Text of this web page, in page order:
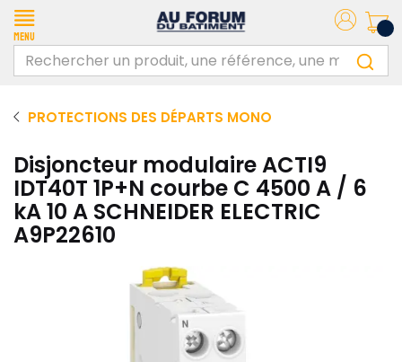
Menu
PROTECTIONS DES DÉPARTS MONO
Disjoncteur modulaire ACTI9
IDT40T 1P+N courbe C 4500 A / 6
kA 10 A SCHNEIDER ELECTRIC
A9P22610